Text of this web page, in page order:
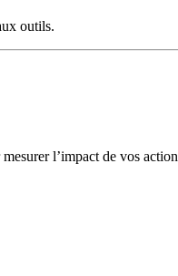
outils.
l’impact de vos